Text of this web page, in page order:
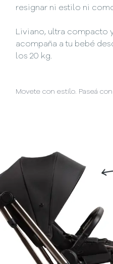
resignar ni estilo ni
Liviano, ultra compacto
acompaña a tu bebé
los 20 kg.
Movete con estilo. Paseá